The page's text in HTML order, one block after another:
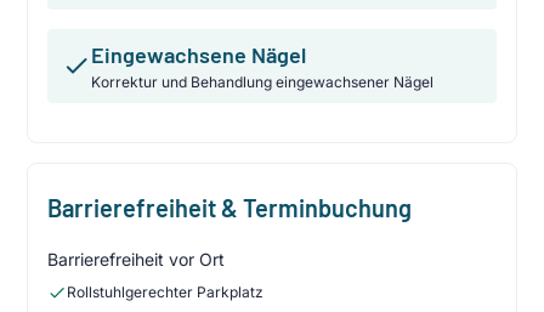
Eingewachsene Nägel
Korrektur und Behandlung eingewachsener Nägel
Barrierefreiheit & Terminbuchung
Barrierefreiheit vor Ort
Rollstuhlgerechter Parkplatz